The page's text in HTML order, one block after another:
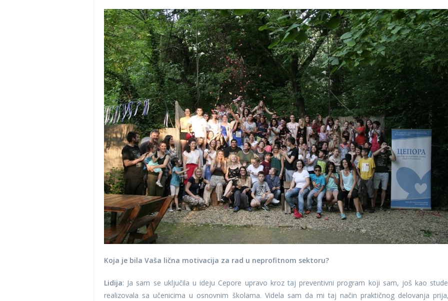
Koja je bila Vaša lična motivacija za rad u neprofitnom sektoru?
Lidija: Ja sam se uključila u ideju Cepore upravo kroz taj preventivni program koji sam, još kao
realizovala sa učenicima u osnovnim školama. Videla sam da mi taj način praktičnog delovanja